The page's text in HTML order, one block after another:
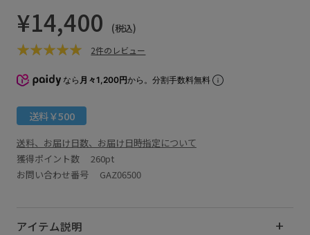
¥14,400 (税込)
2件のレビュー
なら 月々1,200円から。分割手数料無料
送料￥500
送料、お届け日数、お届け日時指定について
獲得ポイント数 260pt
お問い合わせ番号 GAZ06500
アイテム説明